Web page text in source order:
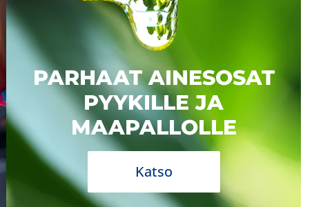
PARHAAT AINESOSAT
PYYKILLE JA
MAAPALLOLLE
Katso